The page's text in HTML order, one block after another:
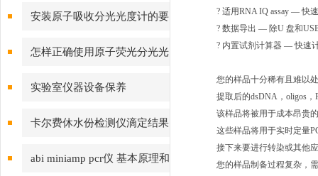
安装原子吸收分光光度计的要
求事项
怎样正确使用原子荧光分光光
度计及注意事项
实验室仪器设备保养
卡尔费休水份检测仪滴定结果
偏低或偏高应如何处理
abi miniamp pcr仪 基本原理和
? 适用RNA IQ assay — 快
? 数据导出 — 除U 盘和
? 内置试剂计算器 — 快速
您的样品十分稀有且难以
提取后的dsDNA，oligos
该样品将被用于成本昂贵
这些样品将用于实时定量
接下来要进行转染或其他
您的样品制备过程复杂，